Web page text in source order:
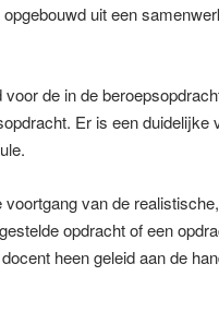
uit een
de in de
Er is een duidelijke
van de
opdracht of een
heen geleid aan de